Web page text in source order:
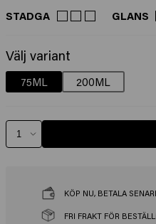
STADGA GLANS
Välj variant
75ML 200ML
KÖP NU, BETALA
FRI FRAKT FÖR